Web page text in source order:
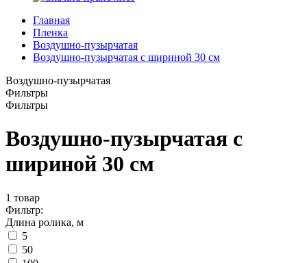
Главная
Пленка
Воздушно-пузырчатая
Воздушно-пузырчатая с шириной 30 см
Воздушно-пузырчатая
Фильтры
Фильтры
Воздушно-пузырчатая с
шириной 30 см
1 товар
Фильтр:
Длина ролика, м
5
50